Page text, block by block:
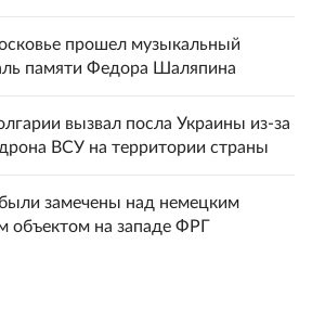
прошел музыкальный
памяти Федора Шаляпина
вызвал посла Украины из-за
ВСУ на территории страны
замечены над немецким
объектом на западе ФРГ